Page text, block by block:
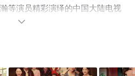
等演员精彩演绎的中国大陆电视
1-1全集），手机免费观看高清未
或剧情网等平台了解。
